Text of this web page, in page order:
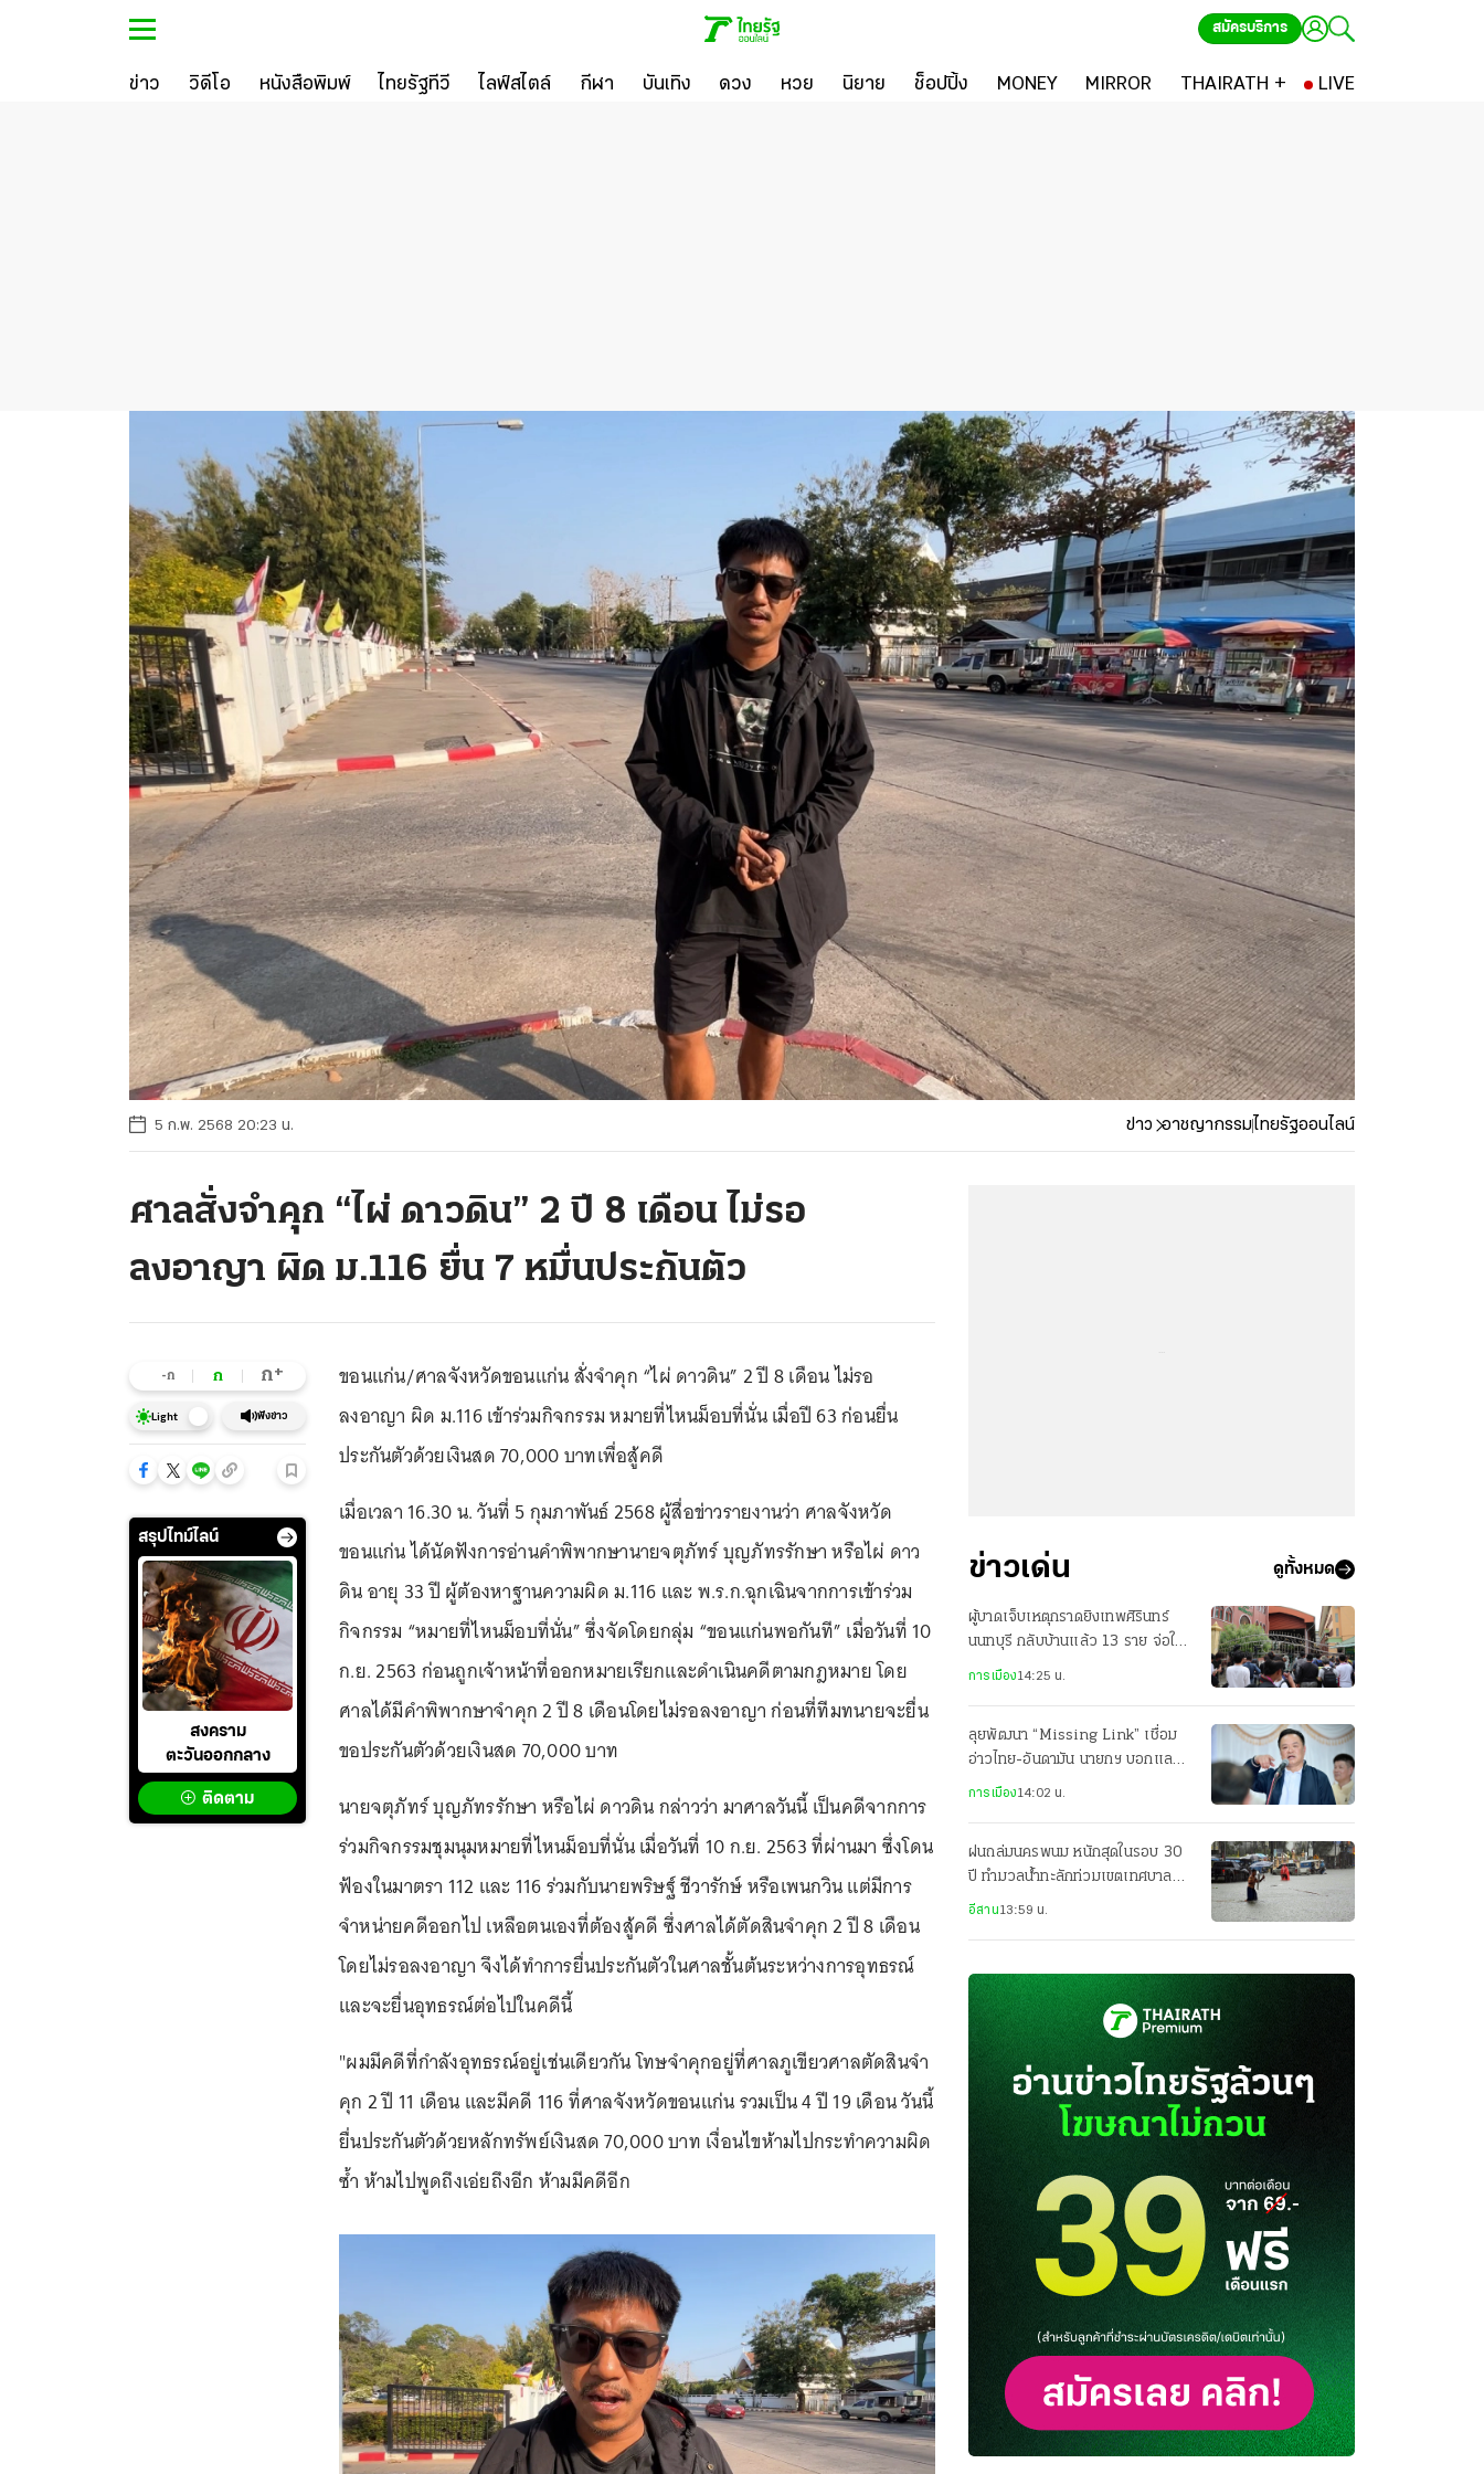
สมัครบริการ
ข่าว วิดีโอ หนังสือพิมพ์ ไทยรัฐทีวี ไลฟ์สไตล์ กีฬา บันเทิง ดวง หวย นิยาย ช็อปปิ้ง MONEY MIRROR THAIRATH + LIVE
5 ก.พ. 2568 20:23 น. ข่าว อาชญากรรมไทยรัฐออนไลน์
ศาลสั่งจำคุก “ไผ่ ดาวดิน” 2 ปี 8 เดือน ไม่รอ
ลงอาญา ผิด ม.116 ยื่น 7 หมื่นประกันตัว
-ก ก ก+
Light ฟังข่าว
สรุปไทม์ไลน์
สงคราม
ตะวันออกกลาง
ติดตาม
ขอนแก่น/ศาลจังหวัดขอนแก่น สั่งจำคุก “ไผ่ ดาวดิน” 2 ปี 8 เดือน ไม่รอ
ลงอาญา ผิด ม.116 เข้าร่วมกิจกรรม หมายที่ไหนม็อบที่นั่น เมื่อปี 63 ก่อนยื่น
ประกันตัวด้วยเงินสด 70,000 บาทเพื่อสู้คดี
เมื่อเวลา 16.30 น. วันที่ 5 กุมภาพันธ์ 2568 ผู้สื่อข่าวรายงานว่า ศาลจังหวัด
ขอนแก่น ได้นัดฟังการอ่านคำพิพากษานายจตุภัทร์ บุญภัทรรักษา หรือไผ่ ดาว
ดิน อายุ 33 ปี ผู้ต้องหาฐานความผิด ม.116 และ พ.ร.ก.ฉุกเฉินจากการเข้าร่วม
กิจกรรม “หมายที่ไหนม็อบที่นั่น” ซึ่งจัดโดยกลุ่ม “ขอนแก่นพอกันที” เมื่อวันที่ 10
ก.ย. 2563 ก่อนถูกเจ้าหน้าที่ออกหมายเรียกและดำเนินคดีตามกฎหมาย โดย
ศาลได้มีคำพิพากษาจำคุก 2 ปี 8 เดือนโดยไม่รอลงอาญา ก่อนที่ทีมทนายจะยื่น
ขอประกันตัวด้วยเงินสด 70,000 บาท
นายจตุภัทร์ บุญภัทรรักษา หรือไผ่ ดาวดิน กล่าวว่า มาศาลวันนี้ เป็นคดีจากการ
ร่วมกิจกรรมชุมนุมหมายที่ไหนม็อบที่นั่น เมื่อวันที่ 10 ก.ย. 2563 ที่ผ่านมา ซึ่งโดน
ฟ้องในมาตรา 112 และ 116 ร่วมกับนายพริษฐ์ ชีวารักษ์ หรือเพนกวิน แต่มีการ
จำหน่ายคดีออกไป เหลือตนเองที่ต้องสู้คดี ซึ่งศาลได้ตัดสินจำคุก 2 ปี 8 เดือน
โดยไม่รอลงอาญา จึงได้ทำการยื่นประกันตัวในศาลชั้นต้นระหว่างการอุทธรณ์
และจะยื่นอุทธรณ์ต่อไปในคดีนี้
"ผมมีคดีที่กำลังอุทธรณ์อยู่เช่นเดียวกัน โทษจำคุกอยู่ที่ศาลภูเขียวศาลตัดสินจำ
คุก 2 ปี 11 เดือน และมีคดี 116 ที่ศาลจังหวัดขอนแก่น รวมเป็น 4 ปี 19 เดือน วันนี้
ยื่นประกันตัวด้วยหลักทรัพย์เงินสด 70,000 บาท เงื่อนไขห้ามไปกระทำความผิด
ซ้ำ ห้ามไปพูดถึงเอ่ยถึงอีก ห้ามมีคดีอีก
ข่าวเด่น ดูทั้งหมด
ผู้บาดเจ็บเหตุกราดยิงเทพศิรินทร์
นนทบุรี กลับบ้านแล้ว 13 ราย จ่อให้
กลับอีก 2 ราย
การเมือง14:25 น.
ลุยพัฒนา “Missing Link” เชื่อม
อ่าวไทย-อันดามัน นายกฯ บอกแลนด์
บริดจ์ค่อยว่ากัน
การเมือง14:02 น.
ฝนถล่มนครพนม หนักสุดในรอบ 30
ปี ทำมวลน้ำทะลักท่วมเขตเทศบาล
เมือง ถนนหลายจุดจมบาดาล
อีสาน13:59 น.